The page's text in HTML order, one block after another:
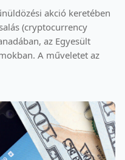
akció keretében
(cryptocurrency
az Egyesült
A műveletet az